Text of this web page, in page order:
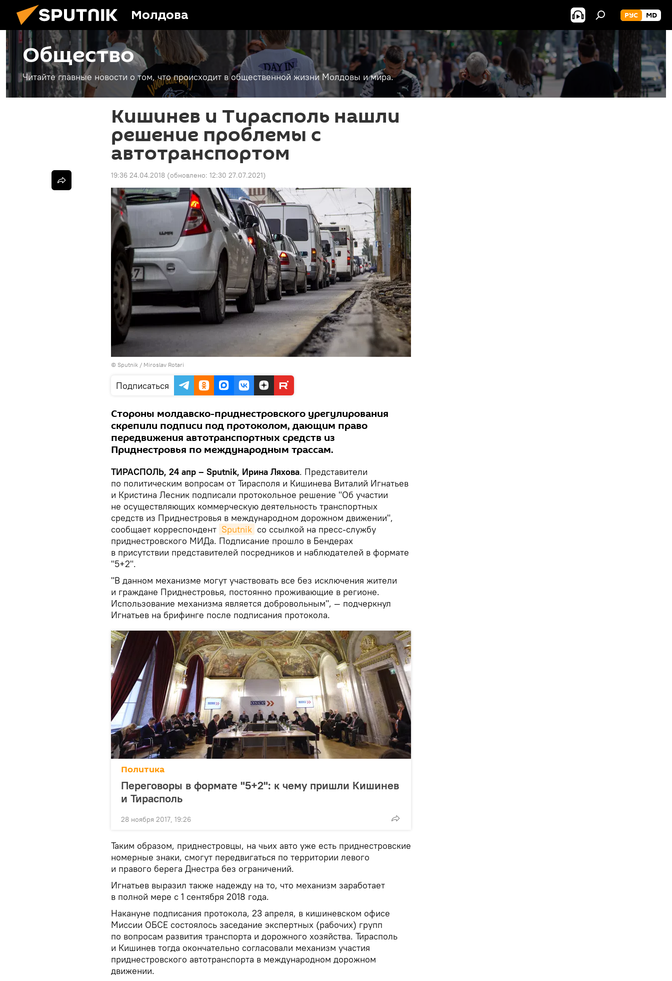
Молдова РУС MD
Общество
Читайте главные новости о том, что происходит в общественной жизни Молдовы и мира.
Кишинев и Тирасполь нашли
решение проблемы с
автотранспортом
19:36 24.04.2018 (обновлено: 12:30 27.07.2021)
© Sputnik / Miroslav Rotari
Подписаться
Стороны молдавско-приднестровского урегулирования
скрепили подписи под протоколом, дающим право
передвижения автотранспортных средств из
Приднестровья по международным трассам.
ТИРАСПОЛЬ, 24 апр – Sputnik, Ирина Ляхова. Представители
по политическим вопросам от Тирасполя и Кишинева Виталий Игнатьев
и Кристина Лесник подписали протокольное решение "Об участии
не осуществляющих коммерческую деятельность транспортных
средств из Приднестровья в международном дорожном движении",
сообщает корреспондент Sputnik со ссылкой на пресс-службу
приднестровского МИДа. Подписание прошло в Бендерах
в присутствии представителей посредников и наблюдателей в формате
"5+2".
"В данном механизме могут участвовать все без исключения жители
и граждане Приднестровья, постоянно проживающие в регионе.
Использование механизма является добровольным", — подчеркнул
Игнатьев на брифинге после подписания протокола.
Политика
Переговоры в формате "5+2": к чему пришли Кишинев
и Тирасполь
28 ноября 2017, 19:26
Таким образом, приднестровцы, на чьих авто уже есть приднестровские
номерные знаки, смогут передвигаться по территории левого
и правого берега Днестра без ограничений.
Игнатьев выразил также надежду на то, что механизм заработает
в полной мере с 1 сентября 2018 года.
Накануне подписания протокола, 23 апреля, в кишиневском офисе
Миссии ОБСЕ состоялось заседание экспертных (рабочих) групп
по вопросам развития транспорта и дорожного хозяйства. Тирасполь
и Кишинев тогда окончательно согласовали механизм участия
приднестровского автотранспорта в международном дорожном
движении.